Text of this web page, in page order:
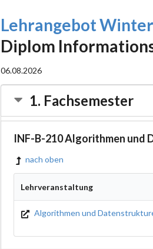
Lehrangebot
Diplom
06.08.2026
1. Fachsemester
INF-B-210 Algorithmen und
nach oben
Lehrveranstaltung
Algorithmen und